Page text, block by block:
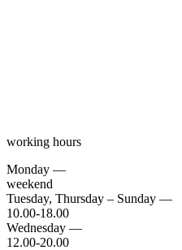
working hours
Monday —
weekend
Tuesday, Thursday – Sunday —
10.00-18.00
Wednesday —
12.00-20.00